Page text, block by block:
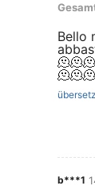
Bello
b***1